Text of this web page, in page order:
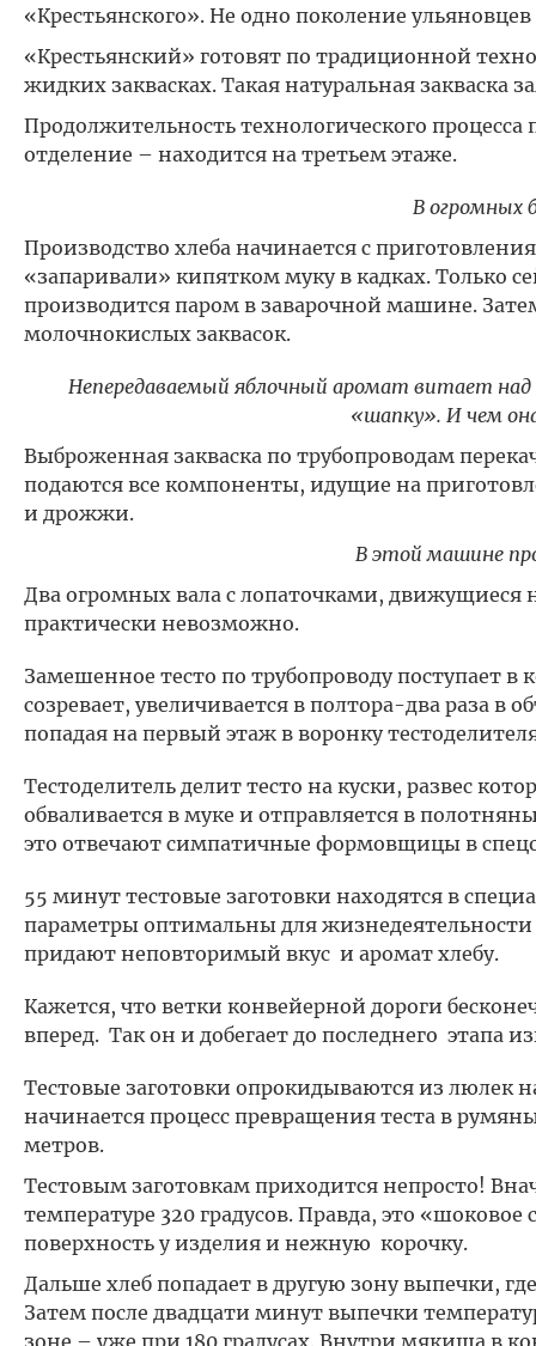
«Крестьянского». Не одно поколение
«Крестьянский» готовят по традиционной
жидких заквасках. Такая натуральная закваска
Продолжительность технологического процесса
отделение – находится на третьем этаже.
В огромных
Производство хлеба начинается с
«запаривали» кипятком муку в кадках. Только
производится паром в заварочной машине.
молочнокислых заквасок.
Непередаваемый яблочный аромат витает над
«шапку». И чем
Выброженная закваска по трубопроводам
подаются все компоненты, идущие на
и дрожжи.
В этой машине
Два огромных вала с лопаточками, движущиеся
практически невозможно.
Замешенное тесто по трубопроводу поступает
созревает, увеличивается в полтора-два раза в
попадая на первый этаж в воронку
Тестоделитель делит тесто на куски, развес
обваливается в муке и отправляется в
это отвечают симпатичные формовщицы в
55 минут тестовые заготовки находятся в
параметры оптимальны для
придают неповторимый вкус и аромат хлебу.
Кажется, что ветки конвейерной дороги
вперед. Так он и добегает до последнего этапа
Тестовые заготовки опрокидываются из
начинается процесс превращения теста в
метров.
Тестовым заготовкам приходится непросто!
температуре 320 градусов. Правда, это
поверхность у изделия и нежную корочку.
Дальше хлеб попадает в другую зону выпечки,
Затем после двадцати минут выпечки
зоне – уже при 180 градусах. Внутри мякиша в